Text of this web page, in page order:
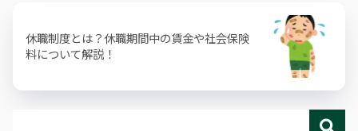
休職制度とは？休職期間中の賃金や社会保険
料について解説！